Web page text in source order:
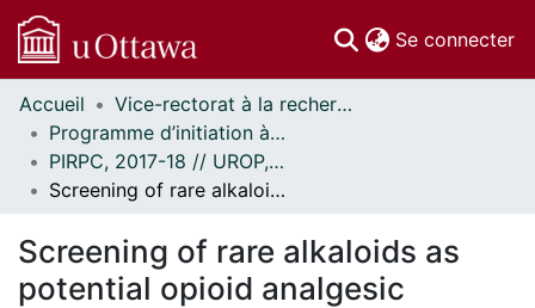
Se connecter
Communautés
et collections
Parcourir
Statistiques
À propos
Accueil
Vice-rectorat à la recherche // Office of the V-P, Research
Programme d’initiation à la recherche au premier cycle (PIRPC) // Undergraduate Research Opportunity Program (UROP)
PIRPC, 2017-18 // UROP, 2017-18
Screening of rare alkaloids as potential opioid analgesic
Screening of rare alkaloids as
potential opioid analgesic